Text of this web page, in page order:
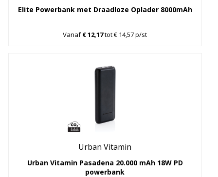
Elite Powerbank met Draadloze Oplader 8000mAh
Vanaf€ 12,17tot € 14,57 p/st
Urban Vitamin
Urban Vitamin Pasadena 20.000 mAh 18W PD
powerbank